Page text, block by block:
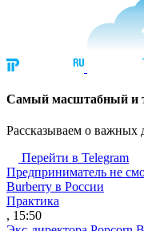
Cамый масштабный и
Рассказываем о важных
Перейти в Telegram
Предприниматель не
Burberry в России
Практика
, 15:50